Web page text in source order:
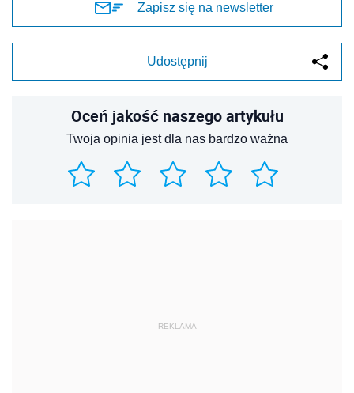
Zapisz się na newsletter
Udostępnij
Oceń jakość naszego artykułu
Twoja opinia jest dla nas bardzo ważna
REKLAMA